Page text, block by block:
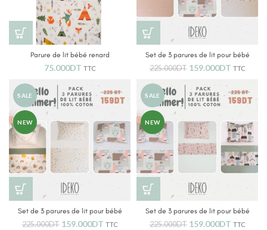
Parure de lit bébé renard
75.000DT TTC
Set de 3 parures de lit pour bébé
225.000DT 159.000DT TTC
SALE
NEW
Set de 3 parures de lit pour bébé
225.000DT 159.000DT TTC
SALE
NEW
Set de 3 parures de lit pour bébé
225.000DT 159.000DT TTC